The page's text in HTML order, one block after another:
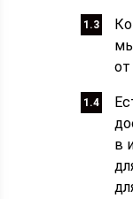
от
в